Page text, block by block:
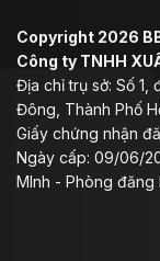
Copyright 2026
Công ty TNHH
Địa chỉ trụ sở: Số 1,
Đông, Thành Phố
Giấy chứng nhận
Ngày cấp: 09/06/
MInh - Phòng